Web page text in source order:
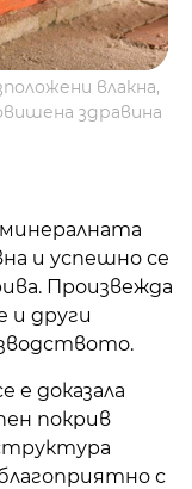
влакна,
здравина
и успешно се
Произвежда
и други
е доказала
покрив
с